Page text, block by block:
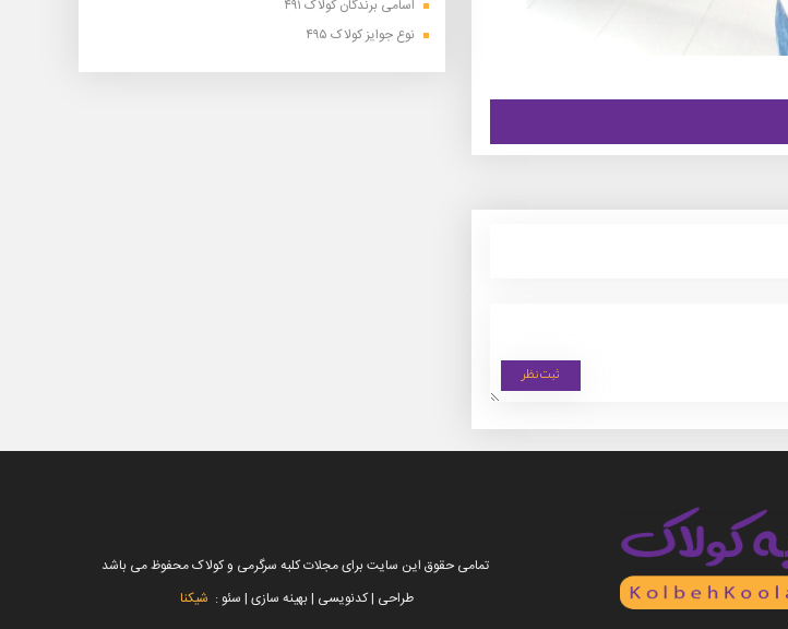
اسامی برندگان کولاک ۴۹۱
نوع جوایز کولاک ۴۹۵
تمامی حقوق این سایت برای مجلات کلبه سرگرمی و کولاک محفوظ می باشد
طراحی | کدنویسی | بهینه سازی | سئو : شیکنا